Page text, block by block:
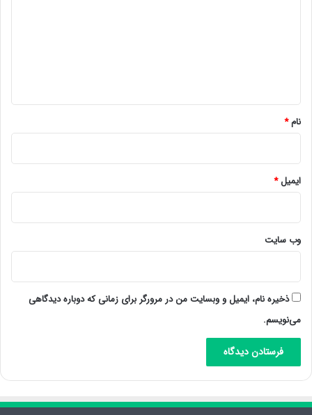
نام*
ایمیل*
وب‌ سایت
ذخیره نام، ایمیل و وبسایت من در مرورگر برای زمانی که دوباره دیدگاهی
می‌نویسم.